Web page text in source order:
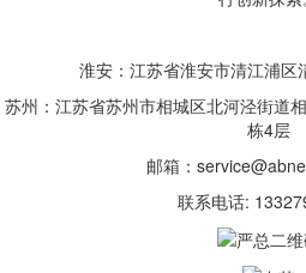
淮安：江苏省淮安市清江浦区
苏州：江苏省苏州市相城区北河泾街道
栋4层
邮箱：
联系电话: